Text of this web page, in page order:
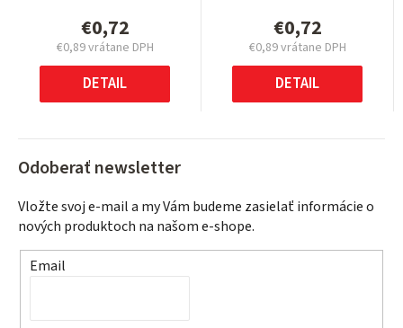
€0,72
€0,89 vrátane DPH
Jednotková
cena:
DETAIL
€0,72
€0,89 vrátane DPH
Jednotková
cena:
DETAIL
Odoberať newsletter
Vložte svoj e-mail a my Vám budeme zasielať informácie o
nových produktoch na našom e-shope.
Email